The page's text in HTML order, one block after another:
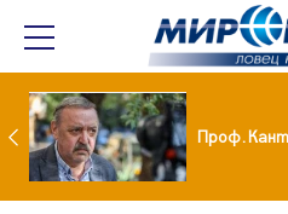
килограмова жена! Искаше бърза печалба...